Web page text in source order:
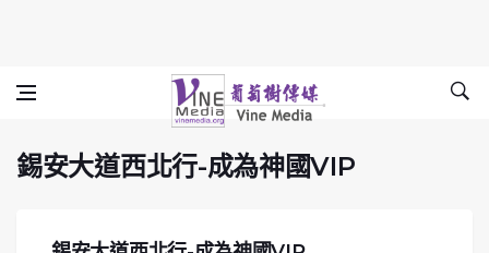
錫安大道西北行-成為神國VIP
Vine Media
葡萄樹傳媒
錫安大道西北行-成為神國VIP